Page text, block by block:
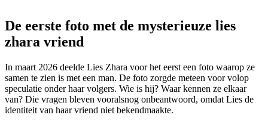
De eerste foto met de mysterieuze lies
zhara vriend
In maart 2026 deelde Lies Zhara voor het eerst een foto waarop ze
samen te zien is met een man. De foto zorgde meteen voor volop
speculatie onder haar volgers. Wie is hij? Waar kennen ze elkaar
van? Die vragen bleven vooralsnog onbeantwoord, omdat Lies de
identiteit van haar vriend niet bekendmaakte.